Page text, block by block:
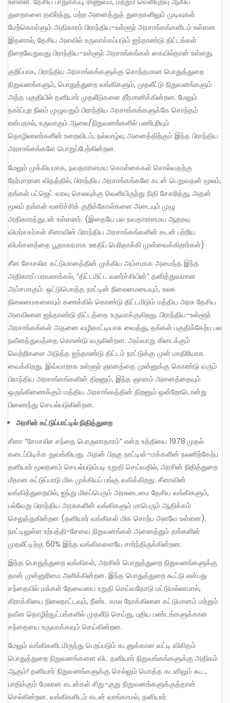
துறைகளை தவிர்த்து, மற்ற அனைத்துத் துறைகளிலும் முடிவுகள்
மேற்கொள்ளும் அதிகாரம் பிராந்திய-உள்ளூர் அரசாங்கங்களிடம் உள்ளன.
இதனால், தேசிய அளவில் உருவாக்கப்படும் ஐந்தாண்டு திட்டங்கள்
நிறைவேறுவது பிராந்திய-உள்ளூர் அரசாங்கங்கள் கையில்தான் உள்ளது.
குறிப்பாக, பிராந்திய அரசாங்கங்களுக்கு சொந்தமான பொதுத்துறை
நிறுவனங்களும், பொதுத்துறை வங்கிகளும், முதலீட்டு நிறுவனங்களும்
அந்த பகுதியில் தனியார் முதலீடுகளை தீர்மானிக்கின்றன. மேலும்
நகர்ப்புற நிலம் முழுவதும் பிராந்திய அரசாங்கங்களுக்கே சொந்தம்
என்பதால், உருவாகும் ஆலை/நிறுவனங்களில் பணிபுரியும்
தொழிலாளர்களின் உறைவிடம், நல்வாழ்வு அனைத்திற்கும் இந்த பிராந்திய
அரசாங்கங்களே பொறுப்பேற்கின்றன.
மேலும் முக்கியமாக, நவதாராளமய கொள்கைகள் சொல்வதற்கு
நேர்மாறான விதத்தில், பிராந்திய அரசாங்கங்களே கடன் பெறுவதன் மூலம்,
தங்கள் பட்ஜெட் வரவு செலவுக்கு வெளியிருந்து நிதி சேகரித்து, அதன்
மூலம் தங்கள் வளர்ச்சிக் குறிக்கோள்களை அடையும் முழு
அதிகாரத்துடன் உள்ளனர். (இதையே பல நவதாராளமய ஆதரவு
விமர்சகர்கள் சீனாவின் பிராந்திய அரசாங்கங்களின் கடன் பற்றிய
விமர்சனத்தை பூதாகரமாக ஊதிப் பெரிதாக்கி முன்வைக்கிறார்கள்)
சீன சோசலிச கட்டுமானத்தின் முக்கிய அம்சமாக அமைந்த இந்த
அதிகாரப் பரவலாக்கல், “திட்டமிட்ட வளர்ச்சியின்” தனித்துவமான
அம்சமாகும். ஒட்டுமொத்த நாட்டின் நிலைமையையும், உலக
நிலைமைகளையும் கணக்கில் கொண்டு திட்டமிடும் மத்திய அரசு தேசிய
அளவிலான ஐந்தாண்டு திட்டத்தை உருவாக்குகிறது. பிராந்திய-உள்ளூர்
அரசாங்கங்கள் அதனை வழிகாட்டியாக வைத்து, தங்கள் பகுதிக்கேற்ப பல
நவீனத்துவத்தை கொண்டு வருகின்றன. அவ்வாறு கிடைக்கும்
வெற்றிகளை அடுத்த ஐந்தாண்டு திட்டம் நாட்டுக்கு முன் மாதிரியாக
வைக்கிறது. இவ்வாறாக உள்ளூர் ஞானத்தை முன்னுக்கு கொண்டு வரும்
பிராந்திய அரசாங்கங்களின் திறனும், இந்த ஞானம் அனைத்தையும்
ஒருங்கிணைக்கும் மத்திய அரசாங்கத்தின் திறனும் ஒன்றோடொன்று
பிணைந்து செயல்படுகின்றன.
அரசின் கட்டுப்பாட்டில் நிதித்துறை
சீனா “சோசலிச சந்தை பொருளாதாரம்” என்ற உத்தியை 1978 முதல்
கடைப்பிடிக்க துவங்கியது. அதன் பிறகு நாட்டின்-மக்களின் நலனிற்கேற்ப
தனியார் மூலதனம் செயல்படும்படி உறுதி செய்வதில், அரசின் நிதித்துறை
மீதான கட்டுப்பாடு மிக முக்கியப் பங்கு வகிக்கிறது. சீனாவின்
வங்கித்துறையில், ஐந்து மிகப்பெரும் அரசுடைமை தேசிய வங்கிகளும்,
பல்வேறு பிராந்திய அரசுகளின் வங்கிகளும் மாபெரும் ஆதிக்கம்
செலுத்துகின்றன (தனியார் வங்கிகள் மிக சொற்ப அளவே உள்ளன).
நாட்டிலுள்ள உற்பத்தி-சேவை நிறுவனங்கள் அனைத்தும் தங்களின்
முதலீட்டிற்கு 60% இந்த வங்கிகளையே சார்ந்திருக்கின்றன.
இந்த பொதுத்துறை வங்கிகள், அரசின் பொதுத்துறை நிறுவனங்களுக்கு
தான் முன்னுரிமை அளிக்கின்றன. இந்த பொதுத்துறை கூட்டு என்பது
சந்தையில் மக்கள் தேவையை உறுதி செய்வதோடு மட்டுமல்லாமால்,
கிராக்கியை நிலைநாட்டவும், நீண்ட கால நோக்கிலான கட்டுமானம் மற்றும்
நவீன தொழிற்நுட்பங்களில் முதலீடு செய்து, புதிய பண்டங்களுக்கான
சந்தையை உருவாக்கவும் செய்கின்றன.
மேலும் வங்கிகளிடமிருந்து பெறப்படும் கடனுக்கான வட்டி விகிதம்
பொதுத்துறை நிறுவனங்களை விட தனியார் நிறுவங்கங்களுக்கு அதிகம்
ஆகும்! தனியார் நிறுவனங்களுக்கு செல்லும் மொத்த கடனிலும் கூட,
பாதிக்கும் மேலான கடன்கள் சிறு-குறு நிறுவனங்களுக்குத்தான்
செல்கின்றன. வங்கிகளிடம் கடன் வாங்காமல், தனியார்